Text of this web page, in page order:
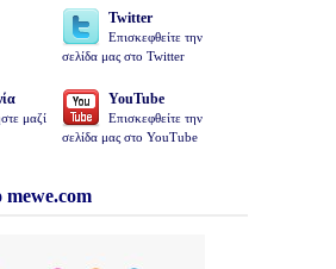
Twitter
Επισκεφθείτε την
σελίδα μας στο Twitter
μαζί
YouTube
Επισκεφθείτε την
σελίδα μας στο YouTube
mewe.com